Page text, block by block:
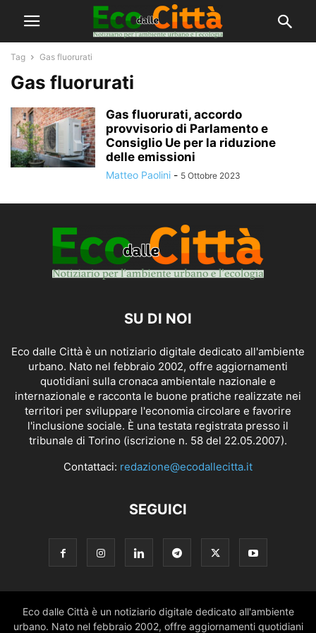
Tag Gas fluorurati
Gas fluorurati
Gas fluorurati, accordo
provvisorio di Parlamento e
Consiglio Ue per la riduzione
delle emissioni
Matteo Paolini - 5 Ottobre 2023
SU DI NOI
Eco dalle Città è un notiziario digitale dedicato all'ambiente
urbano. Nato nel febbraio 2002, offre aggiornamenti
quotidiani sulla cronaca ambientale nazionale e
internazionale e racconta le buone pratiche realizzate nei
territori per sviluppare l'economia circolare e favorire
l'inclusione sociale. È una testata registrata presso il
tribunale di Torino (iscrizione n. 58 del 22.05.2007).
Contattaci: redazione@ecodallecitta.it
SEGUICI
Eco dalle Città è un notiziario digitale dedicato all'ambiente
urbano. Nato nel febbraio 2002, offre aggiornamenti quotidiani